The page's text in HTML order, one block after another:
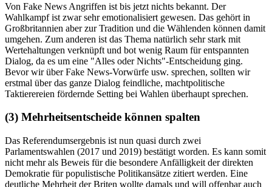
Von Fake News Angriffen ist bis jetzt nichts bekannt. Der
Wahlkampf ist zwar sehr emotionalisiert gewesen. Das gehört in
Großbritannien aber zur Tradition und die Wählenden können damit
umgehen. Zum anderen ist das Thema natürlich sehr stark mit
Wertehaltungen verknüpft und bot wenig Raum für entspannten
Dialog, da es um eine "Alles oder Nichts"-Entscheidung ging.
Bevor wir über Fake News-Vorwürfe usw. sprechen, sollten wir
erstmal über das ganze Dialog feindliche, machtpolitische
Taktierereien fördernde Setting bei Wahlen überhaupt sprechen.
(3) Mehrheitsentscheide können spalten
Das Referendumsergebnis ist nun quasi durch zwei
Parlamentswahlen (2017 und 2019) bestätigt worden. Es kann somit
nicht mehr als Beweis für die besondere Anfälligkeit der direkten
Demokratie für populistische Politikansätze zitiert werden. Eine
deutliche Mehrheit der Briten wollte damals und will offenbar auch